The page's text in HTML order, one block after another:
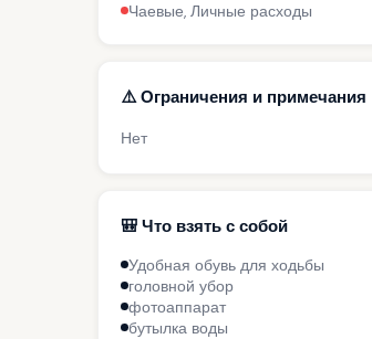
Чаевые, Личные расходы
⚠️ Ограничения и примечания
Нет
🎒 Что взять с собой
Удобная обувь для ходьбы
головной убор
фотоаппарат
бутылка воды